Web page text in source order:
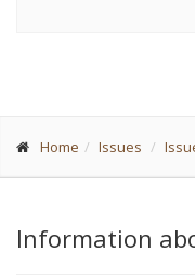
Home Issues
Information